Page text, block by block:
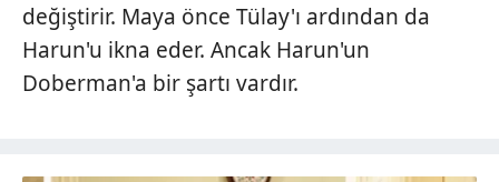
değiştirir. Maya önce Tülay'ı ardından da
Harun'u ikna eder. Ancak Harun'un
Doberman'a bir şartı vardır.